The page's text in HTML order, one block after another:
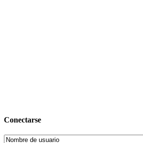
Conectarse